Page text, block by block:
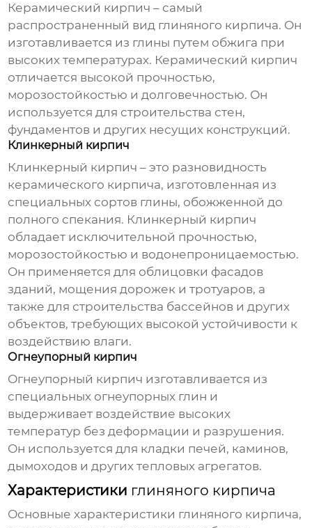
Керамический кирпич – самый
распространенный вид глиняного кирпича. Он
изготавливается из глины путем обжига при
высоких температурах. Керамический кирпич
отличается высокой прочностью,
морозостойкостью и долговечностью. Он
используется для строительства стен,
фундаментов и других несущих конструкций.
Клинкерный кирпич
Клинкерный кирпич – это разновидность
керамического кирпича, изготовленная из
специальных сортов глины, обожженной до
полного спекания. Клинкерный кирпич
обладает исключительной прочностью,
морозостойкостью и водонепроницаемостью.
Он применяется для облицовки фасадов
зданий, мощения дорожек и тротуаров, а
также для строительства бассейнов и других
объектов, требующих высокой устойчивости к
воздействию влаги.
Огнеупорный кирпич
Огнеупорный кирпич изготавливается из
специальных огнеупорных глин и
выдерживает воздействие высоких
температур без деформации и разрушения.
Он используется для кладки печей, каминов,
дымоходов и других тепловых агрегатов.
Характеристики глиняного кирпича
Основные характеристики глиняного кирпича,